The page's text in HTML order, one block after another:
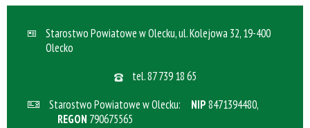
Starostwo Powiatowe w Olecku, ul. Kolejowa 32, 19-400
Olecko
tel.87 739 18 65
Starostwo Powiatowe w Olecku:
NIP8471394480,
REGON 790675565